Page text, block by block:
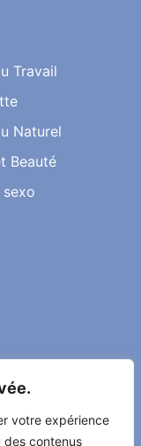
votre expérience
contenus
Travail
Naturel
Beauté
sexo